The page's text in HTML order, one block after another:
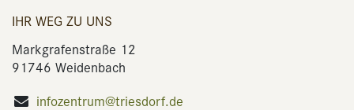
IHR WEG ZU UNS
Markgrafenstraße 12
91746 Weidenbach
infozentrum@triesdorf.de